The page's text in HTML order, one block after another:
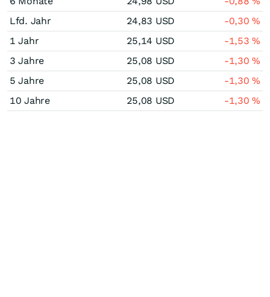
Lfd. Jahr
24,83 USD -0,30%
1 Jahr
25,14 USD -1,53%
3 Jahre
25,08 USD -1,30%
5 Jahre
25,08 USD -1,30%
10 Jahre
25,08 USD -1,30%